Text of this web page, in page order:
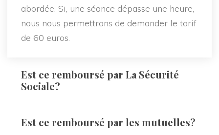
abordée. Si, une séance dépasse une heure,
nous nous permettrons de demander le tarif
de 60 euros.
Est ce remboursé par La Sécurité
Sociale?
Est ce remboursé par les mutuelles?